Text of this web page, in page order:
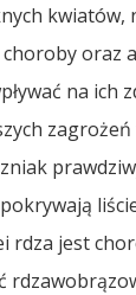
kwiatów,
oraz
na ich
rdza jest